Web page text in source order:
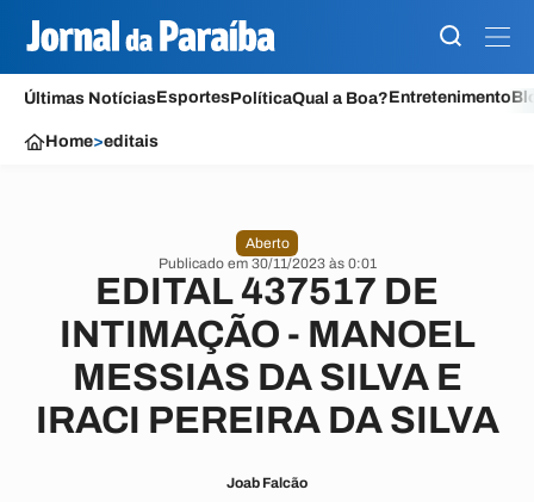
Últimas NotíciasEsportesPolíticaQual a Boa?Entretenimento
Home>editais
Aberto
Publicado em 30/11/2023 às 0:01
EDITAL 437517 DE
INTIMAÇÃO - MANOEL
MESSIAS DA SILVA E
IRACI PEREIRA DA SILVA
Joab Falcão